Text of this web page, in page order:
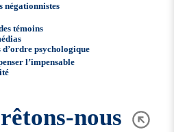
négationnistes
témoins
psychologique
l’impensable
nous